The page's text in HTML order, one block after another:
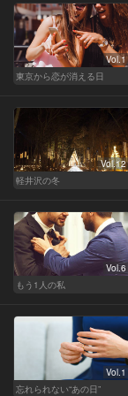
Vol.1
東京から恋が消える日
Vol.12
軽井沢の冬
Vol.6
もう1人の私
Vol.1
忘れられない“あの日”